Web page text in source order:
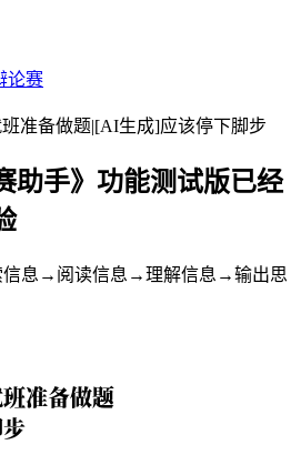
论赛
准备做题|[AI生成]应该停下脚步
助手》功能测试版已经
信息→阅读信息→理解信息→输出思
准备做题